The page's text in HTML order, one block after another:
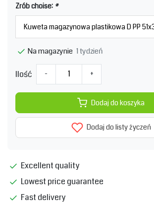
Zrób choise: *
Na magazynie 1 tydzień
Ilość - +
Dodaj do koszyka
Dodaj do listy życzeń
Excellent quality
Lowest price guarantee
Fast delivery